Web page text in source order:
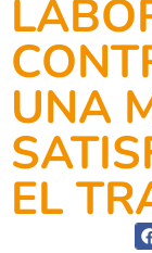
UNA
EL